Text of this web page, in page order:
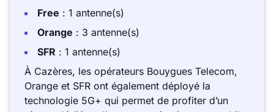
Free : 1 antenne(s)
Orange : 3 antenne(s)
SFR : 1 antenne(s)
À Cazères, les opérateurs Bouygues Telecom,
Orange et SFR ont également déployé la
technologie 5G+ qui permet de profiter d’un